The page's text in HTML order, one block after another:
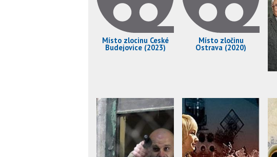
Místo zlocinu Ceské
Budejovice (2023)
Místo zločinu
Ostrava (2020)